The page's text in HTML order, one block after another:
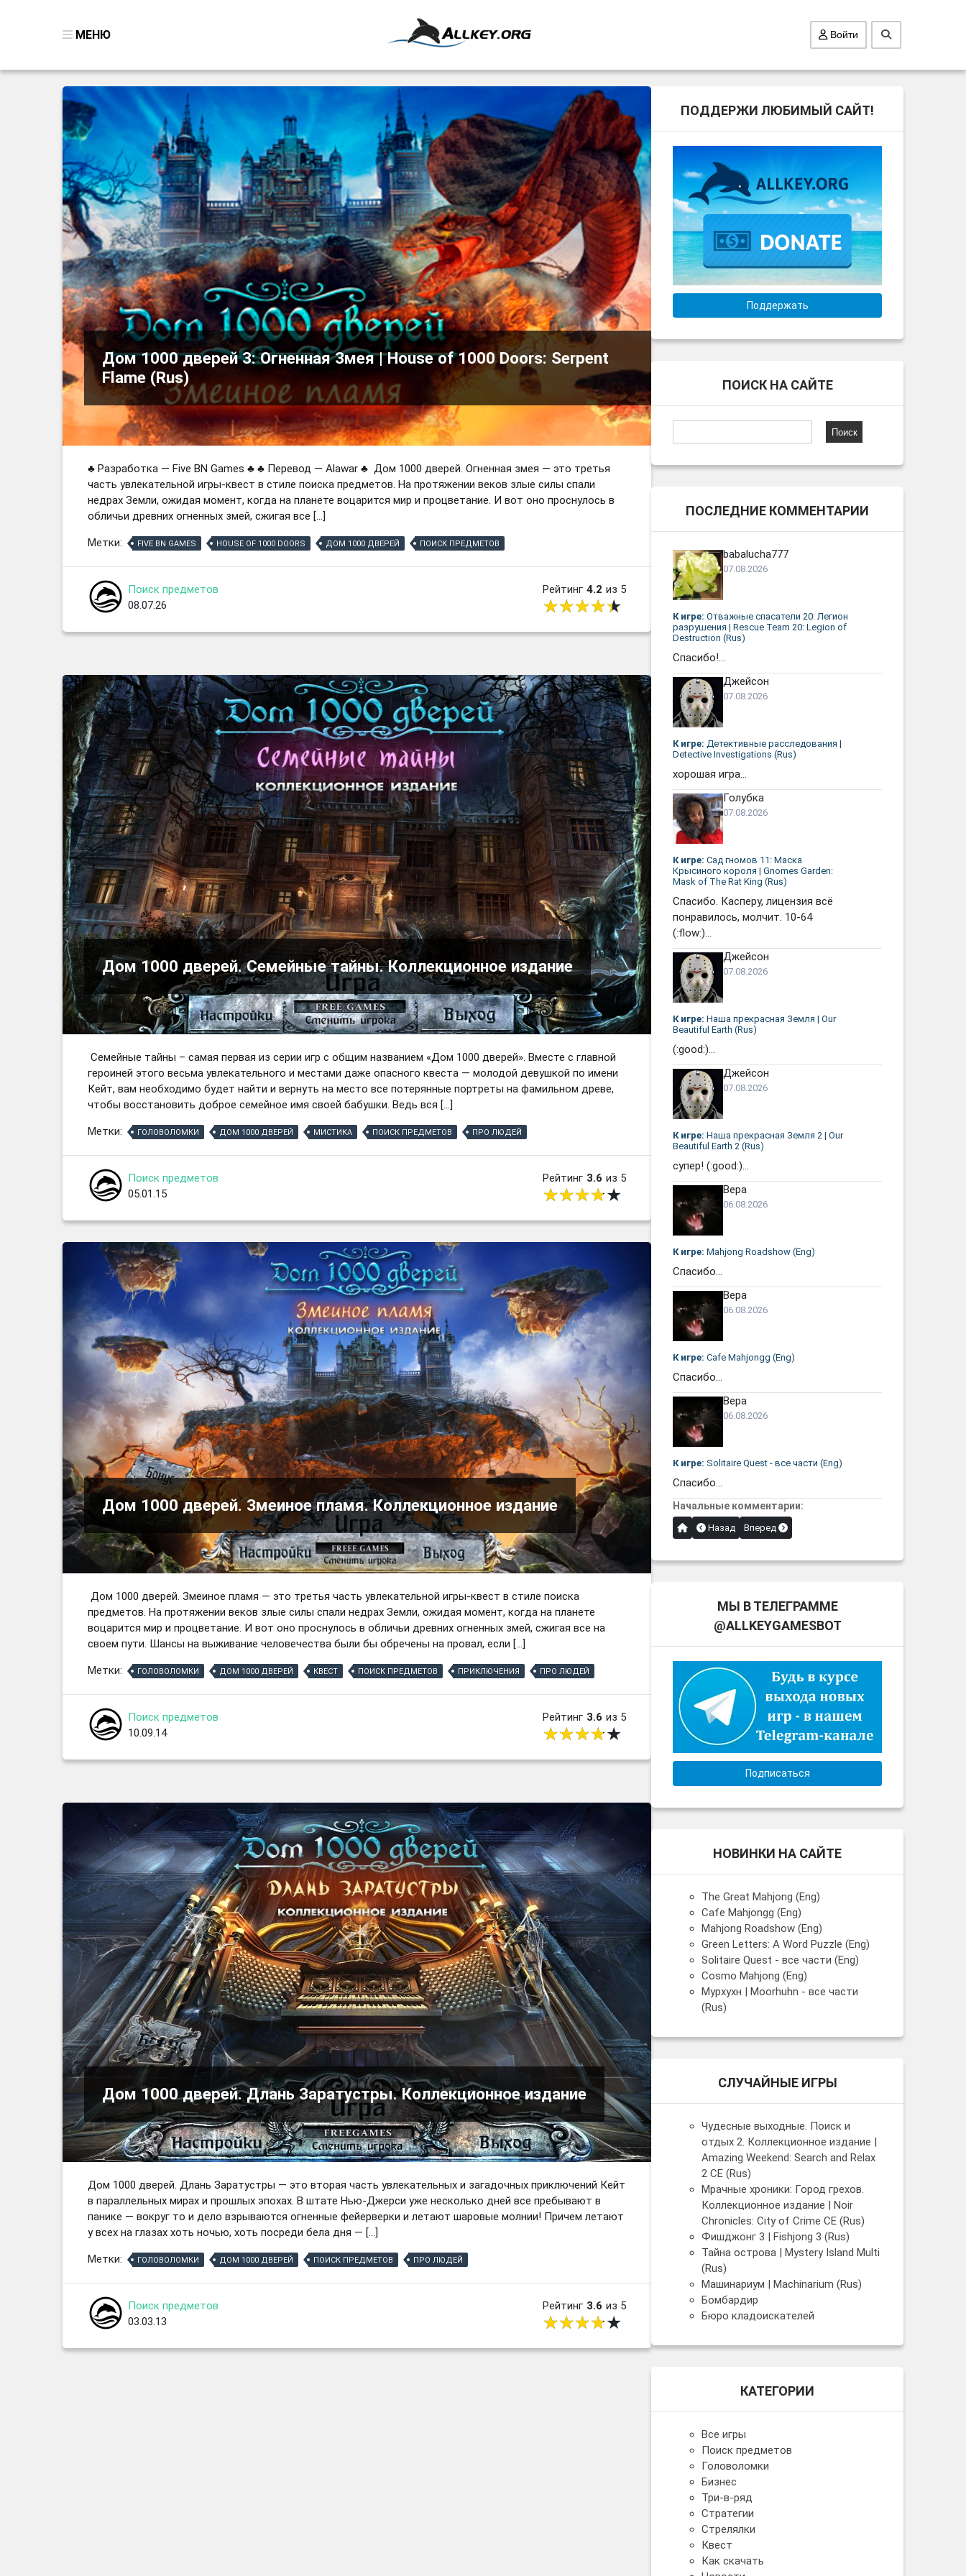
МЕНЮ
ВСЕ ИГРЫ
ПОИСК ПРЕДМЕТОВ
ГОЛОВОЛОМКИ
БИЗНЕС
ТРИ-В-РЯД
СТРАТЕГИИ
СТРЕЛЯЛКИ
КВЕСТ
КАК СКАЧАТЬ
НОВОСТИ
Войти
Дом 1000 дверей 3: Огненная Змея | House of 1000 Doors: Serpent
Flame (Rus)
♣ Разработка — Five BN Games ♣ ♣ Перевод — Alawar ♣ Дом 1000 дверей. Огненная змея — это третья
часть увлекательной игры-квест в стиле поиска предметов. На протяжении веков злые силы спали
недрах Земли, ожидая момент, когда на планете воцарится мир и процветание. И вот оно проснулось в
обличьи древних огненных змей, сжигая все […]
Метки: FIVE BN GAMES HOUSE OF 1000 DOORS ДОМ 1000 ДВЕРЕЙ ПОИСК ПРЕДМЕТОВ
Поиск предметов
08.07.26
Рейтинг 4.2 из 5
Дом 1000 дверей. Семейные тайны. Коллекционное издание
Семейные тайны – самая первая из серии игр с общим названием «Дом 1000 дверей». Вместе с главной
героиней этого весьма увлекательного и местами даже опасного квеста — молодой девушкой по имени
Кейт, вам необходимо будет найти и вернуть на место все потерянные портреты на фамильном древе,
чтобы восстановить доброе семейное имя своей бабушки. Ведь вся […]
Метки: ГОЛОВОЛОМКИ ДОМ 1000 ДВЕРЕЙ МИСТИКА ПОИСК ПРЕДМЕТОВ ПРО ЛЮДЕЙ
Поиск предметов
05.01.15
Рейтинг 3.6 из 5
Дом 1000 дверей. Змеиное пламя. Коллекционное издание
Дом 1000 дверей. Змеиное пламя — это третья часть увлекательной игры-квест в стиле поиска
предметов. На протяжении веков злые силы спали недрах Земли, ожидая момент, когда на планете
воцарится мир и процветание. И вот оно проснулось в обличьи древних огненных змей, сжигая все на
своем пути. Шансы на выживание человечества были бы обречены на провал, если […]
Метки: ГОЛОВОЛОМКИ ДОМ 1000 ДВЕРЕЙ КВЕСТ ПОИСК ПРЕДМЕТОВ ПРИКЛЮЧЕНИЯ ПРО ЛЮДЕЙ
Поиск предметов
10.09.14
Рейтинг 3.6 из 5
Дом 1000 дверей. Длань Заратустры. Коллекционное издание
Дом 1000 дверей. Длань Заратустры — это вторая часть увлекательных и загадочных приключений Кейт
в параллельных мирах и прошлых эпохах. В штате Нью-Джерси уже несколько дней все пребывают в
панике — вокруг то и дело взрываются огненные фейерверки и летают шаровые молнии! Причем летают
у всех на глазах хоть ночью, хоть посреди бела дня — […]
Метки: ГОЛОВОЛОМКИ ДОМ 1000 ДВЕРЕЙ ПОИСК ПРЕДМЕТОВ ПРО ЛЮДЕЙ
Поиск предметов
03.03.13
Рейтинг 3.6 из 5
ПОДДЕРЖИ ЛЮБИМЫЙ САЙТ!
Поддержать
ПОИСК НА САЙТЕ
ПОСЛЕДНИЕ КОММЕНТАРИИ
babalucha777
07.08.2026
К игре: Отважные спасатели 20: Легион
разрушения | Rescue Team 20: Legion of
Destruction (Rus)
Спасибо!...
Джейсон
07.08.2026
К игре: Детективные расследования |
Detective Investigations (Rus)
хорошая игра...
Голубка
07.08.2026
К игре: Сад гномов 11: Маска
Крысиного короля | Gnomes Garden:
Mask of The Rat King (Rus)
Спасибо. Касперу, лицензия всё
понравилось, молчит. 10-64
(:flow:)...
Джейсон
07.08.2026
К игре: Наша прекрасная Земля | Our
Beautiful Earth (Rus)
(:good:)...
Джейсон
07.08.2026
К игре: Наша прекрасная Земля 2 | Our
Beautiful Earth 2 (Rus)
супер! (:good:)...
Вера
06.08.2026
К игре: Mahjong Roadshow (Eng)
Спасибо...
Вера
06.08.2026
К игре: Cafe Mahjongg (Eng)
Спасибо...
Вера
06.08.2026
К игре: Solitaire Quest - все части (Eng)
Спасибо...
Начальные комментарии:
Назад Вперед
МЫ В ТЕЛЕГРАММЕ
@ALLKEYGAMESBOT
Подписаться
НОВИНКИ НА САЙТЕ
The Great Mahjong (Eng)
Cafe Mahjongg (Eng)
Mahjong Roadshow (Eng)
Green Letters: A Word Puzzle (Eng)
Solitaire Quest - все части (Eng)
Cosmo Mahjong (Eng)
Мурхухн | Moorhuhn - все части
(Rus)
СЛУЧАЙНЫЕ ИГРЫ
Чудесные выходные. Поиск и
отдых 2. Коллекционное издание |
Amazing Weekend: Search and Relax
2 CE (Rus)
Мрачные хроники: Город грехов.
Коллекционное издание | Noir
Chronicles: City of Crime CE (Rus)
Фишджонг 3 | Fishjong 3 (Rus)
Тайна острова | Mystery Island Multi
(Rus)
Машинариум | Machinarium (Rus)
Бомбардир
Бюро кладоискателей
КАТЕГОРИИ
Все игры
Поиск предметов
Головоломки
Бизнес
Три-в-ряд
Стратегии
Стрелялки
Квест
Как скачать